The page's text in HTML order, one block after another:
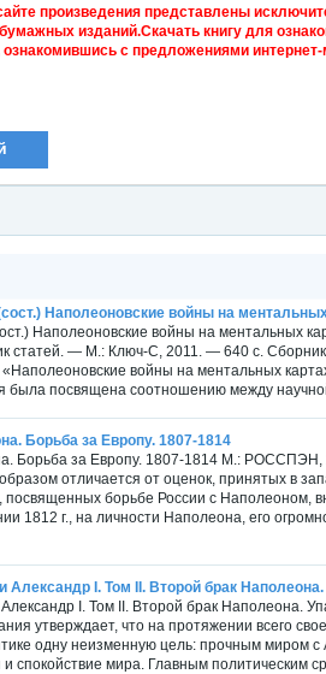
произведения представлены
изданий.Скачать книгу для
с предложениями интернет-
Наполеоновские войны на ментальных
Наполеоновские войны на ментальных
статей. — М.: Ключ-С, 2011. — 640 с.
войны на ментальных
посвящена соотношению между
Борьба за Европу. 1807-1814
Борьба за Европу. 1807-1814 М.: РОССПЭН,
отличается от оценок, принятых в
посвященных борьбе России с Наполеоном,
1812 г., на личности Наполеона, его
I. Том II. Второй брак Наполеона.
I. Том II. Второй брак Наполеона.
утверждает, что на протяжении всего
одну неизменную цель: прочным миром с
спокойствие мира. Главным политическим